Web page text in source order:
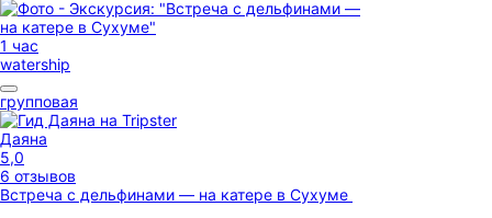
1 час
watership
групповая
Даяна
5,0
6 отзывов
Встреча с дельфинами — на катере в Сухуме